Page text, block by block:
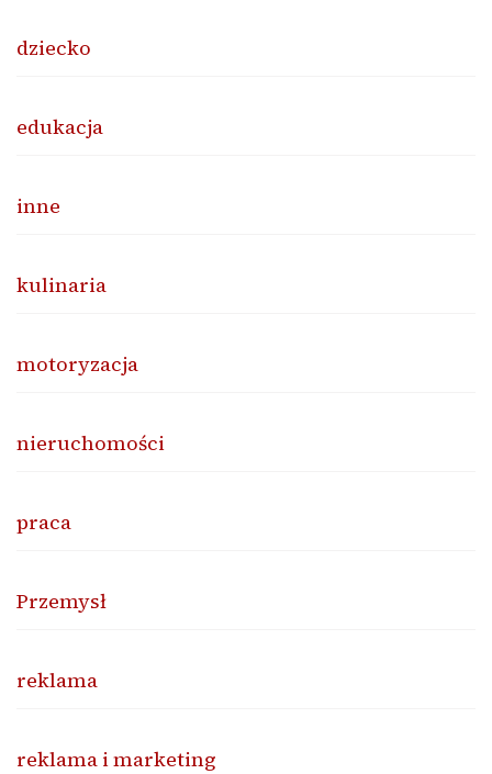
dziecko
edukacja
inne
kulinaria
motoryzacja
nieruchomości
praca
Przemysł
reklama
reklama i marketing